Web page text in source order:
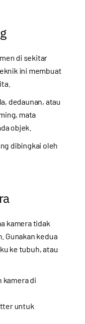
di sekitar
ini membuat
dedaunan, atau
mata
objek.
dibingkai oleh
kamera tidak
Gunakan kedua
ke tubuh, atau
kamera di
untuk